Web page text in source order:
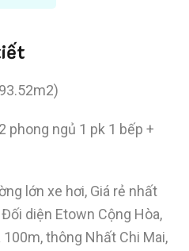
phong ngủ 1 pk 1 bếp +
lớn xe hơi, Giá rẻ nhất
diện Etown Cộng Hòa,
thông Nhất Chi Mai,